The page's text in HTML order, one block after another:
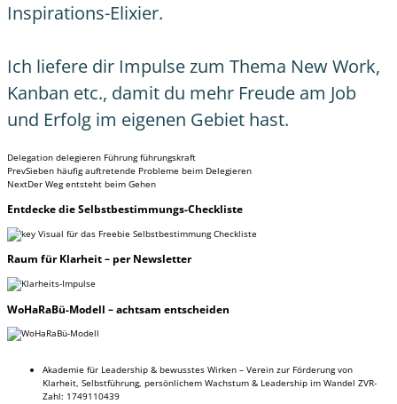
Inspirations-Elixier.
Ich liefere dir Impulse zum Thema New Work,
Kanban etc., damit du mehr Freude am Job
und Erfolg im eigenen Gebiet hast.
Delegation delegieren Führung führungskraft
PrevSieben häufig auftretende Probleme beim Delegieren
NextDer Weg entsteht beim Gehen
Entdeckedie Selbstbestimmungs-Checkliste
Raum für Klarheit – per Newsletter
WoHaRaBü-Modell – achtsam entscheiden
Akademie für Leadership & bewusstes Wirken – Verein zur Förderung von
Klarheit, Selbstführung, persönlichem Wachstum & Leadership im Wandel ZVR-
Zahl: 1749110439